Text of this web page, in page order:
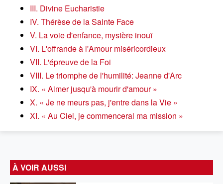
III. Divine Eucharistie
IV. Thérèse de la Sainte Face
V. La voie d'enfance, mystère inouï
VI. L'offrande à l'Amour miséricordieux
VII. L'épreuve de la Foi
VIII. Le triomphe de l'humilité: Jeanne d'Arc
IX. « Aimer jusqu'à mourir d'amour »
X. « Je ne meurs pas, j'entre dans la Vie »
XI. « Au Ciel, je commencerai ma mission »
À VOIR AUSSI